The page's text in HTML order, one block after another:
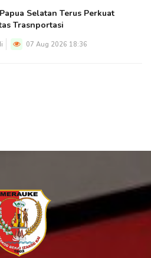
Selatan Terus Perkuat
Trasnportasi
07 Aug 2026 18:36